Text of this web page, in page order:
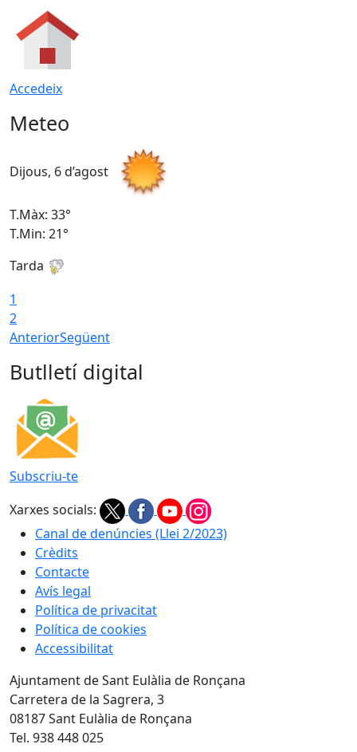
Accedeix
Meteo
Dijous, 6 d’agost
T.Màx: 33°
T.Min: 21°
Tarda
1
2
AnteriorSegüent
Butlletí digital
Subscriu-te
Xarxes socials:
Canal de denúncies (Llei 2/2023)
Crèdits
Contacte
Avís legal
Política de privacitat
Política de cookies
Accessibilitat
Ajuntament de Sant Eulàlia de Ronçana
Carretera de la Sagrera, 3
08187 Sant Eulàlia de Ronçana
Tel. 938 448 025